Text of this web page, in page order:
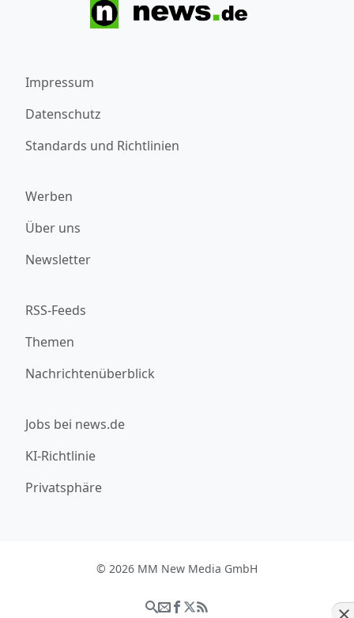
Impressum
Datenschutz
Standards und Richtlinien
Werben
Über uns
Newsletter
RSS-Feeds
Themen
Nachrichtenüberblick
Jobs bei news.de
KI-Richtlinie
Privatsphäre
© 2026 MM New Media GmbH